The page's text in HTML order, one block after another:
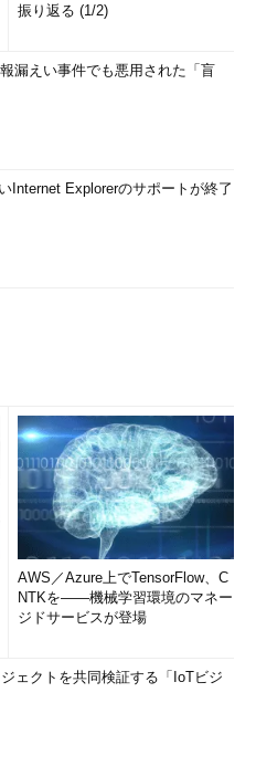
振り返る (1/2)
漏えい事件でも悪用された「盲
Internet Explorerのサポートが終了
AWS／Azure上でTensorFlow、C
NTKを――機械学習環境のマネー
ジドサービスが登場
ェクトを共同検証する「IoTビジ